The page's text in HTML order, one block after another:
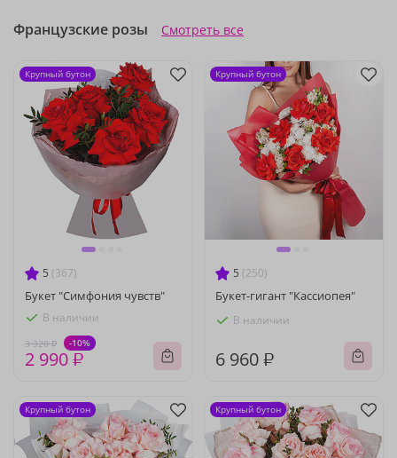
Французские розы Смотреть все
5 (367)
Букет "Симфония чувств"
В наличии
3 320 ₽ -10%
2 990 ₽
Крупный бутон
5 (250)
Букет-гигант "Кассиопея"
В наличии
6 960 ₽
Крупный бутон
Крупный бутон Крупный бутон